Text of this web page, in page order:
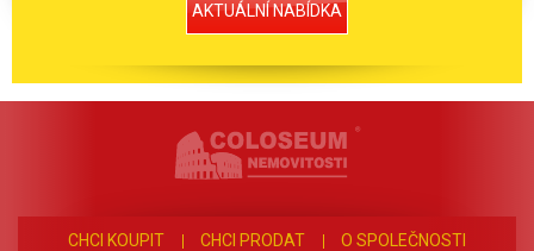
AKTUÁLNÍ NABÍDKA
CHCI KOUPIT CHCI PRODAT
O SPOLEČNOSTI